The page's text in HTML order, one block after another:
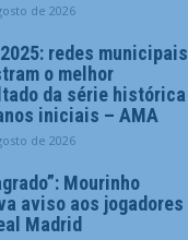
de 2026
redes municipais
o melhor
da série histórica
iniciais – AMA
de 2026
Mourinho
aviso aos jogadores
Madrid